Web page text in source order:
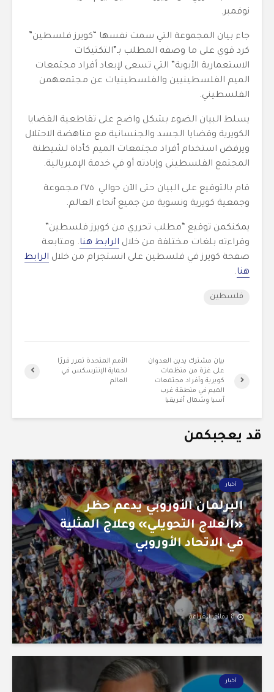
نوفمبر.
جاء بيان المجموعة التي سمت نفسها “كويرز فلسطين”
كرد قوي على ما وصفه المطلب بـ”التكتيكات
الاستعمارية الأبوية” التي تسعى لإبعاد أفراد مجتمعات
الميم الفلسطينيين والفلسطينيات عن مجتمعهمن
الفلسطيني.
يسلط البيان الضوء بشكل واضح على تقاطعية القضايا
الكويرية وقضايا الجسد والجنسانية مع مناهضة الاحتلال
ويرفض استخدام أفراد مجتمعات الميم كأداة لشيطنة
المجتمع الفلسطيني وإبادته أو في خدمة الإمبريالية.
قام بالتوقيع على البيان حتى الآن حوالي ٢٧٥ مجموعة
وجمعية كويرية ونسوية من جميع أنحاء العالم.
يمكنكمن توقيع “مطلب تحرري من كويرز فلسطين”
وقراءته بلغات مختلفة من خلال الرابط هنا. ومتابعة
صفحة كويرز في فلسطين على انستجرام من خلال الرابط
هنا.
فلسطين
الأمم المتحدة تمرر قررًا
لحماية الإنترسكس في
العالم
بيان مشترك يدين العدوان
على غزة من منظمات
كويرية وأفراد مجتمعات
الميم في منطقة غرب
آسيا وشمال أفريقيا
قد يعجبكمن
أخبار
البرلمان الأوروبي يدعم حظر
«العلاج التحويلي» وعلاج المثلية
في الاتحاد الأوروبي
8 دقائق للقراءة
أخبار